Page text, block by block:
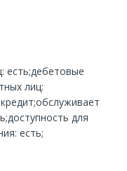
есть;дебетовые
лиц:
для
есть;